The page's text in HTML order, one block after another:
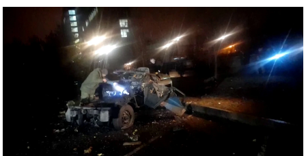
Explota un coche bomba en Donetsk, cerca del edificio
gubernamental, según los separatistas prorrusos |
A3N
Antena 3 Noticias
Actualizado: 18 de febrero de 2022, 21:38
Publicado:
18 de febrero de 2022, 17:54